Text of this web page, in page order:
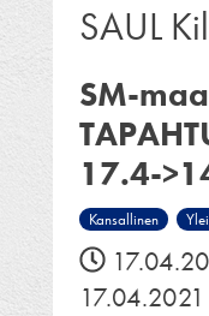
SAUL
SM-
17.4-
Kansallinen